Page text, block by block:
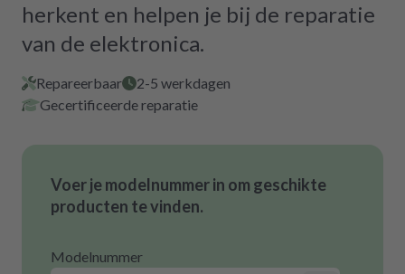
herkent en helpen je bij de reparatie
van de elektronica.
Repareerbaar
2-5 werkdagen
Gecertificeerde reparatie
Voer je modelnummer in om geschikte
producten te vinden.
Modelnummer